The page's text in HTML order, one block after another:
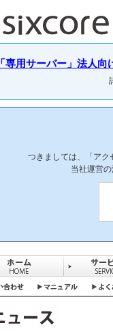
「専用サーバー」法人
つきましては、「アク
当社運営